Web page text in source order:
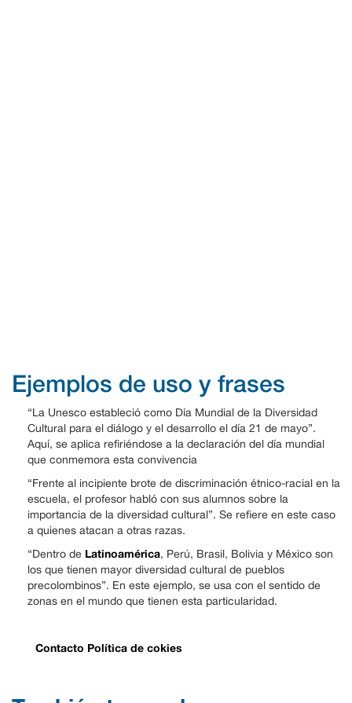
Ejemplos de uso y frases
“La Unesco estableció como Día Mundial de la Diversidad
Cultural para el diálogo y el desarrollo el día 21 de mayo”.
Aquí, se aplica refiriéndose a la declaración del día mundial
que conmemora esta convivencia
“Frente al incipiente brote de discriminación étnico-racial en la
escuela, el profesor habló con sus alumnos sobre la
importancia de la diversidad cultural”. Se refiere en este caso
a quienes atacan a otras razas.
“Dentro de Latinoamérica, Perú, Brasil, Bolivia y México son
los que tienen mayor diversidad cultural de pueblos
precolombinos”. En este ejemplo, se usa con el sentido de
zonas en el mundo que tienen esta particularidad.
Contacto Política de cokies